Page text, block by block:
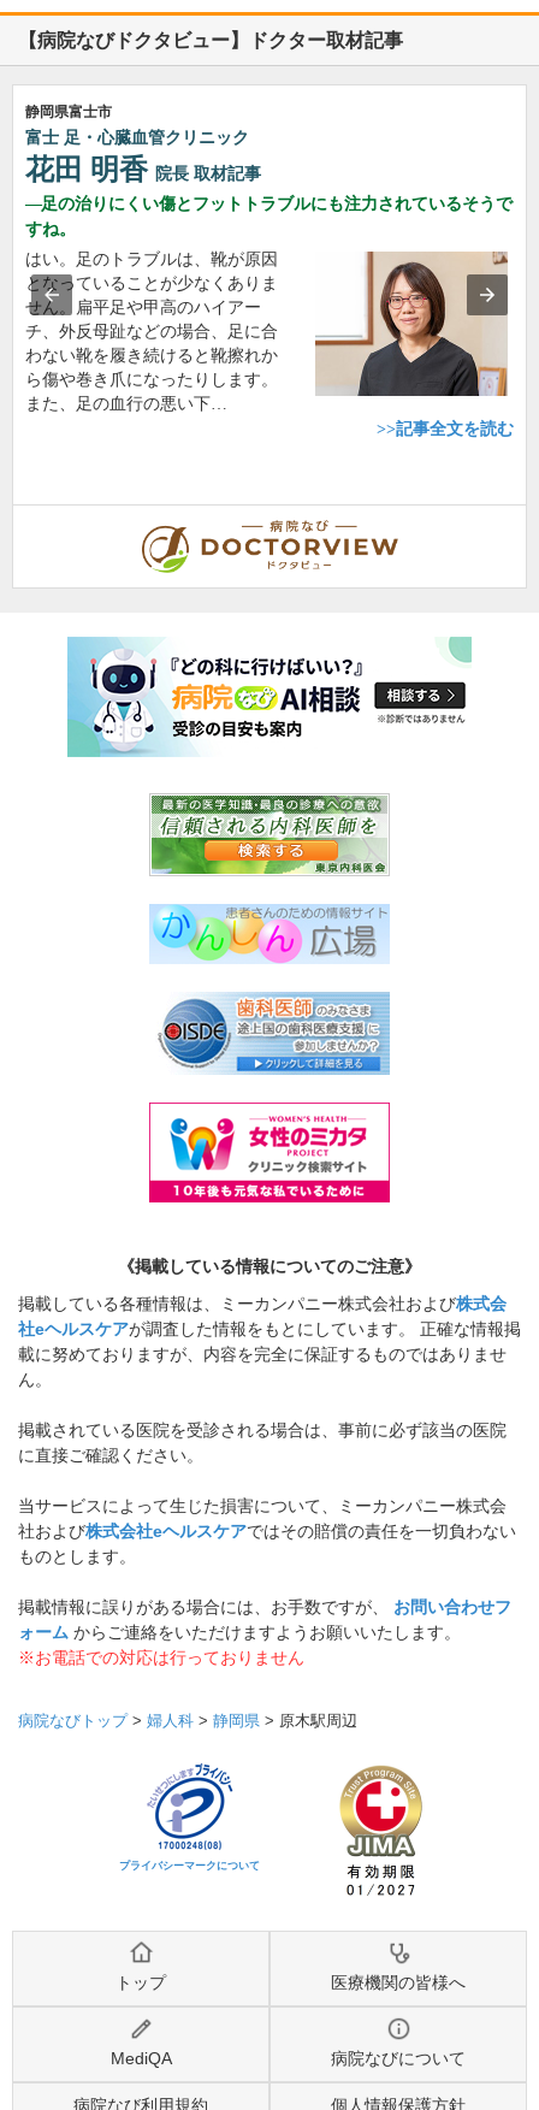
【病院なびドクタビュー】ドクター取材記事
静岡県富士市
富士 足・心臓血管クリニック
花田 明香 院長 取材記事
足の治りにくい傷とフットトラブルにも注力されているそうで
すね。
はい。足のトラブルは、靴が原因
となっていることが少なくありま
せん。扁平足や甲高のハイアー
チ、外反母趾などの場合、足に合
わない靴を履き続けると靴擦れか
ら傷や巻き爪になったりします。
また、足の血行の悪い下…
>>記事全文を読む
《掲載している情報についてのご注意》
掲載している各種情報は、ミーカンパニー株式会社および株式会
社eヘルスケアが調査した情報をもとにしています。 正確な情報掲
載に努めておりますが、内容を完全に保証するものではありませ
ん。
掲載されている医院を受診される場合は、事前に必ず該当の医院
に直接ご確認ください。
当サービスによって生じた損害について、ミーカンパニー株式会
社および株式会社eヘルスケアではその賠償の責任を一切負わない
ものとします。
掲載情報に誤りがある場合には、お手数ですが、 お問い合わせフ
ォーム からご連絡をいただけますようお願いいたします。
※お電話での対応は行っておりません
病院なびトップ> 婦人科 > 静岡県 > 原木駅周辺
プライバシーマークについて
トップ 医療機関の皆様へ
MediQA 病院なびについて
病院なび利用規約 個人情報保護方針